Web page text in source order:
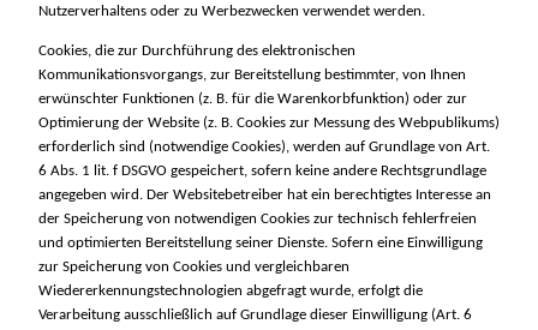
Nutzerverhaltens oder zu Werbezwecken verwendet werden.
Cookies, die zur Durchführung des elektronischen
Kommunikationsvorgangs, zur Bereitstellung bestimmter, von Ihnen
erwünschter Funktionen (z. B. für die Warenkorbfunktion) oder zur
Optimierung der Website (z. B. Cookies zur Messung des Webpublikums)
erforderlich sind (notwendige Cookies), werden auf Grundlage von Art.
6 Abs. 1 lit. f DSGVO gespeichert, sofern keine andere Rechtsgrundlage
angegeben wird. Der Websitebetreiber hat ein berechtigtes Interesse an
der Speicherung von notwendigen Cookies zur technisch fehlerfreien
und optimierten Bereitstellung seiner Dienste. Sofern eine Einwilligung
zur Speicherung von Cookies und vergleichbaren
Wiedererkennungstechnologien abgefragt wurde, erfolgt die
Verarbeitung ausschließlich auf Grundlage dieser Einwilligung (Art. 6